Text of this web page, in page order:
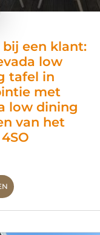
bij een klant:
low
tafel in
met
low dining
van het